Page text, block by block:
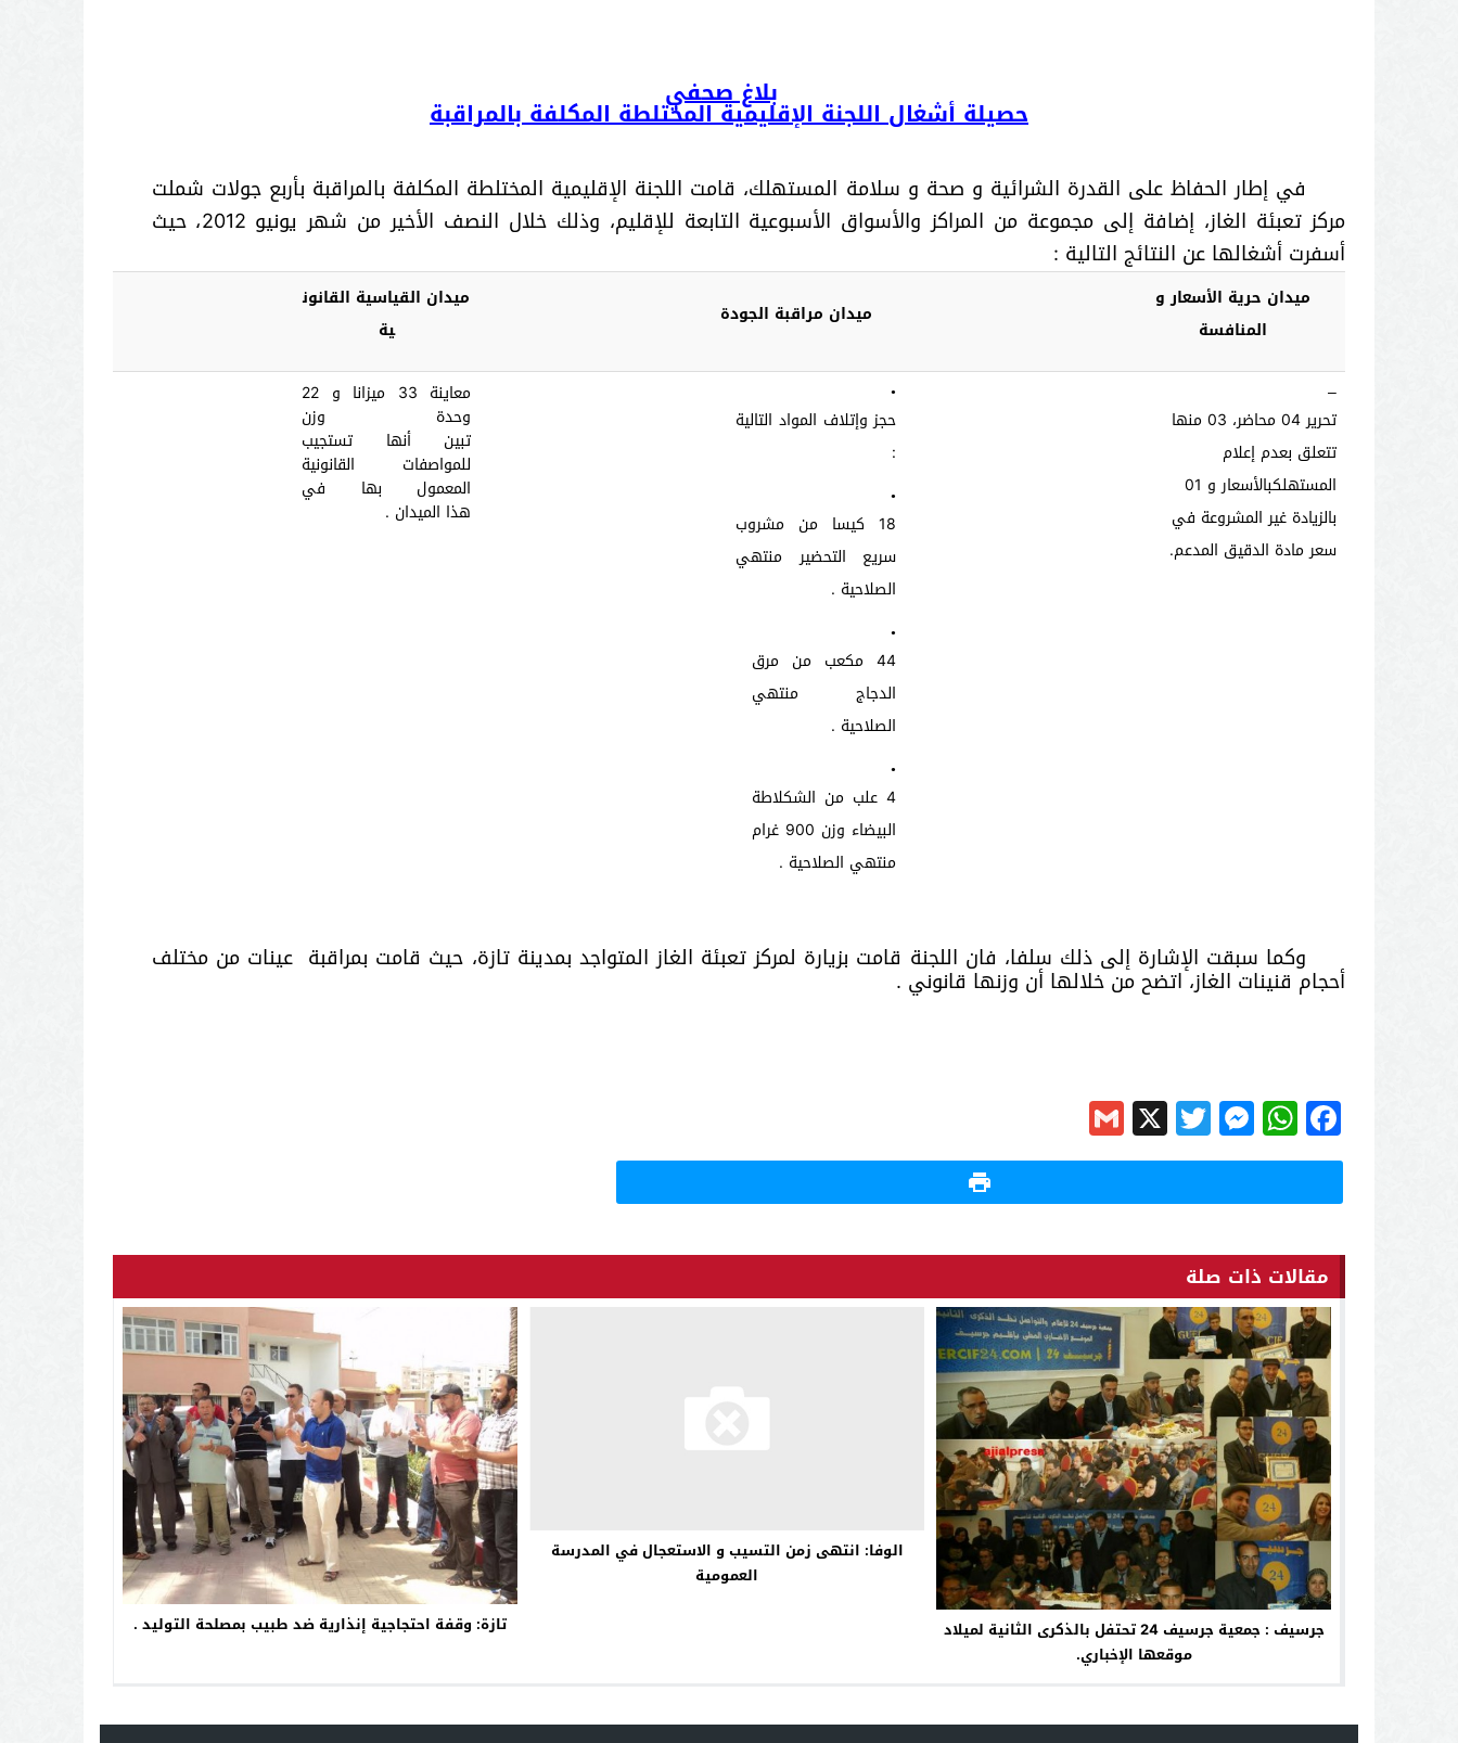
بلاغ صحفي
حصيلة أشغال اللجنة الإقليمية المختلطة المكلفة بالمراقبة
في إطار الحفاظ على القدرة الشرائية و صحة و سلامة المستهلك، قامت اللجنة الإقليمية المختلطة المكلفة بالمراقبة بأربع جولات شملت
مركز تعبئة الغاز، إضافة إلى مجموعة من المراكز والأسواق الأسبوعية التابعة للإقليم، وذلك خلال النصف الأخير من شهر يونيو 2012، حيث
أسفرت أشغالها عن النتائج التالية :
ميدان حرية الأسعار و
المنافسة
ميدان مراقبة الجودة
ميدان القياسية القانون
ية
–
تحرير 04محاضر
، 03 منها
تتعلق بعدم إعلام
المستهلكبالأسعار
و 01
بالزيادة غير المشروعة في
سعر مادة الدقيق المدعم.
•
حجز وإتلاف المواد التالية
:
•
18 كيسا من مشروب
سريع التحضير منتهي
الصلاحية .
•
44 مكعب من مرق
الدجاج منتهي
الصلاحية .
•
4 علب من الشكلاطة
البيضاء وزن 900 غرام
منتهي الصلاحية .
معاينة 33 ميزانا و 22
وحدة وزن
تبينأنها تستجيب
للمواصفات القانونية
المعمول بها في
هذا الميدان .
وكما سبقت الإشارة إلى ذلك سلفا، فان اللجنة قامت بزيارة لمركز تعبئة الغاز المتواجد بمدينة تازة، حيث قامت بمراقبة عينات من مختلف
أحجام قنينات الغاز، اتضح من خلالها أن وزنها قانوني .
Facebook
WhatsApp
Messenger
Twitter
X
Gmail
مقالات ذات صلة
جرسيف : جمعية جرسيف 24 تحتفل بالذكرى الثانية لميلاد
موقعها الإخباري.
الوفا: انتهى زمن التسيب و الاستعجال في المدرسة
العمومية
تازة: وقفة احتجاجية إنذارية ضد طبيب بمصلحة التوليد .